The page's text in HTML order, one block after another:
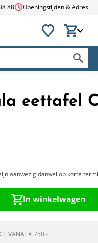
88scheduleOpeningstijden & Adres
eettafel
aanwezig danwel op korte
In winkelwagen
VANAF € 750,-